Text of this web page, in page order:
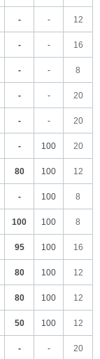
- - 12
- - 16
- - 8
- - 20
- - 20
- 100 20
80 100 12
- 100 8
100 100 8
95 100 16
80 100 12
80 100 12
50 100 12
- - 20